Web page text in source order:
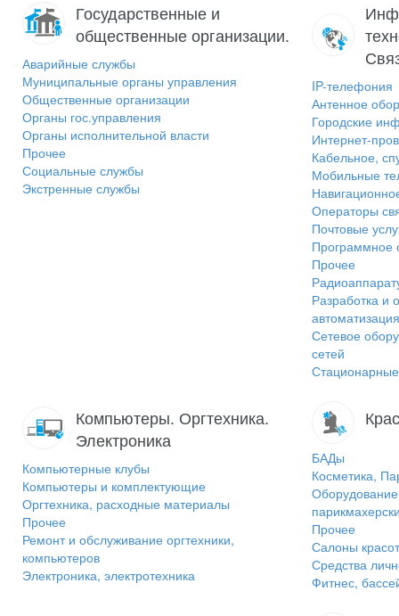
Государственные и
общественные организации.
Аварийные службы
Муниципальные органы управления
Общественные организации
Органы гос.управления
Органы исполнительной власти
Прочее
Социальные службы
Экстренные службы
IP-телефония
Антенное
Городские
Интернет-
Кабельное,
Мобильные
Операторы
Почтовые
Программное
Прочее
Разработка и
автоматизация
Сетевое
сетей
Компьютеры. Оргтехника.
Электроника
Компьютерные клубы
Компьютеры и комплектующие
Оргтехника, расходные материалы
Прочее
Ремонт и обслуживание оргтехники,
компьютеров
Электроника, электротехника
БАДы
Косметика,
Прочее
Салоны
Средства
Фитнес,